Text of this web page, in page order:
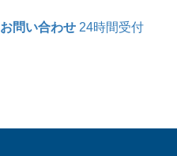
お問い合わせ 24時間受付